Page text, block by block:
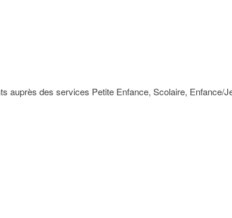
auprès des services Petite Enfance, Scolaire, Enfance/